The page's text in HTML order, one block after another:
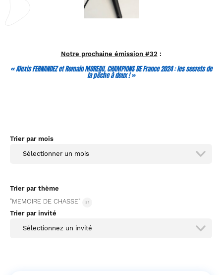
Notre prochaine émission #32 :
«Alexis FERNANDEZ et Romain MOREAU, CHAMPIONS DE France 2024 : les secrets de
la pêche à deux !»
Trier par mois
Sélectionner un mois
Trier par thème
"MEMOIRE DE CHASSE"
31
Trier par invité
Sélectionnez un invité